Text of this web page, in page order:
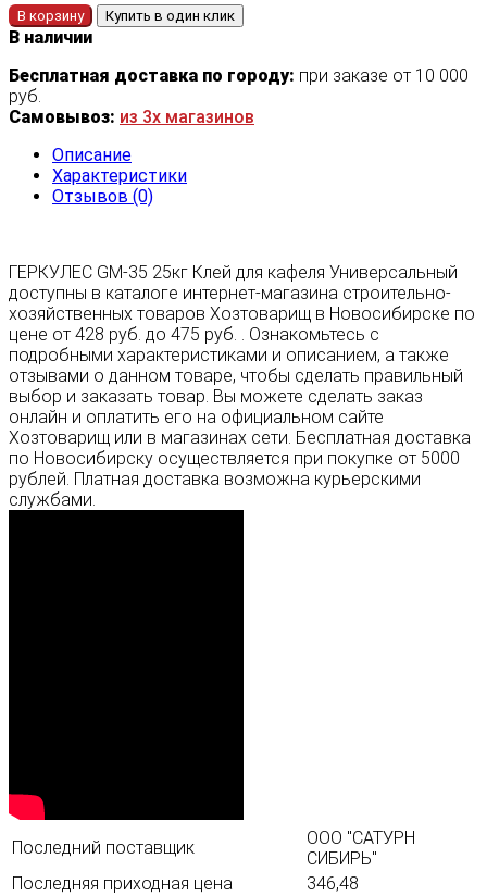
В корзину Купить в один клик
В наличии
Бесплатная доставка по городу: при заказе от 10 000
руб.
Самовывоз: из 3х магазинов
Описание
Характеристики
Отзывов (0)
ГЕРКУЛЕС GM-35 25кг Клей для кафеля Универсальный
доступны в каталоге интернет-магазина строительно-
хозяйственных товаров Хозтоварищ в Новосибирске по
цене от 428 руб. до 475 руб. . Ознакомьтесь с
подробными характеристиками и описанием, а также
отзывами о данном товаре, чтобы сделать правильный
выбор и заказать товар. Вы можете сделать заказ
онлайн и оплатить его на официальном сайте
Хозтоварищ или в магазинах сети. Бесплатная доставка
по Новосибирску осуществляется при покупке от 5000
рублей. Платная доставка возможна курьерскими
службами.
Последний поставщик
ООО "САТУРН
СИБИРЬ"
Последняя приходная цена
346,48